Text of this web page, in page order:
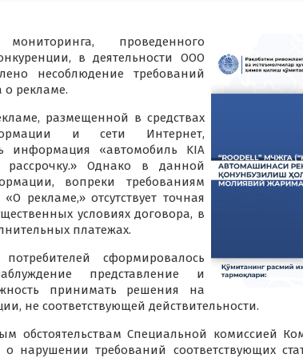
проведенного
в деятельности ООО
несоблюдение требований
о рекламе.
размещенной в средствах
и сети Интернет,
информация «автомобиль KIA
рассрочку.» Однако в данной
вопреки требованиям
рекламе,» отсутствует точная
условиях договора, в
платежах.
сформировалось
представление и
принимать решения на
не соответствующей действительности.
обстоятельствам Специальной комиссией
о нарушении требований соответствующих